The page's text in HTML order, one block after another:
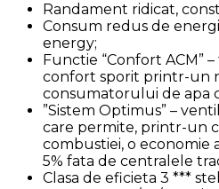
Randament ridicat,
Consum redus de
energy;
Functie “Confort ACM”
confort sporit printr-un
consumatorului de apa
”Sistem Optimus” –
care permite, printr-un
combustiei, o economie
5% fata de centralele
Clasa de eficieta 3 ***